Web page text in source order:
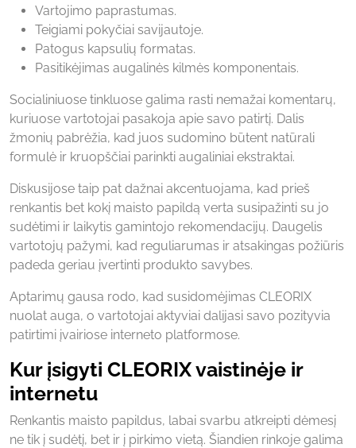
Vartojimo paprastumas.
Teigiami pokyčiai savijautoje.
Patogus kapsulių formatas.
Pasitikėjimas augalinės kilmės komponentais.
Socialiniuose tinkluose galima rasti nemažai komentarų,
kuriuose vartotojai pasakoja apie savo patirtį. Dalis
žmonių pabrėžia, kad juos sudomino būtent natūrali
formulė ir kruopščiai parinkti augaliniai ekstraktai.
Diskusijose taip pat dažnai akcentuojama, kad prieš
renkantis bet kokį maisto papildą verta susipažinti su jo
sudėtimi ir laikytis gamintojo rekomendacijų. Daugelis
vartotojų pažymi, kad reguliarumas ir atsakingas požiūris
padeda geriau įvertinti produkto savybes.
Aptarimų gausa rodo, kad susidomėjimas CLEORIX
nuolat auga, o vartotojai aktyviai dalijasi savo pozityvia
patirtimi įvairiose interneto platformose.
Kur įsigyti CLEORIX vaistinėje ir
internetu
Renkantis maisto papildus, labai svarbu atkreipti dėmesį
ne tik į sudėtį, bet ir į pirkimo vietą. Šiandien rinkoje galima